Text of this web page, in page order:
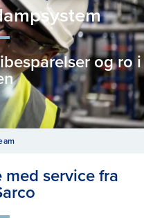
og ro i
service fra